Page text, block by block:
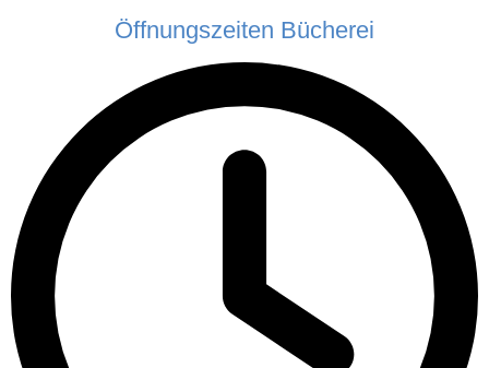
Öffnungszeiten Bücherei